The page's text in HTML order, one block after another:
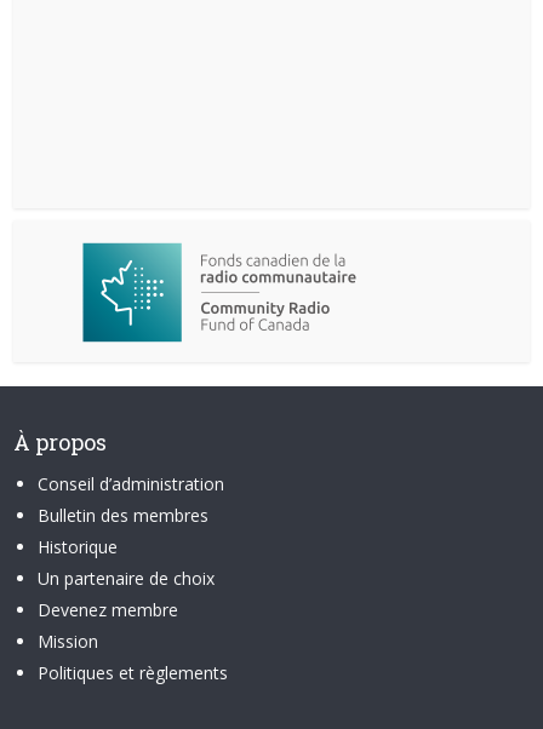
À propos
Conseil d’administration
Bulletin des membres
Historique
Un partenaire de choix
Devenez membre
Mission
Politiques et règlements